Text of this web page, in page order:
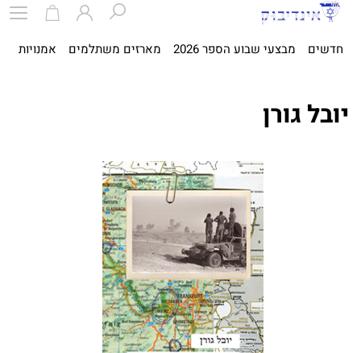
חדשים מבצעי שבוע הספר 2026 מארזים משתלמים אמנויות
יובל גורן